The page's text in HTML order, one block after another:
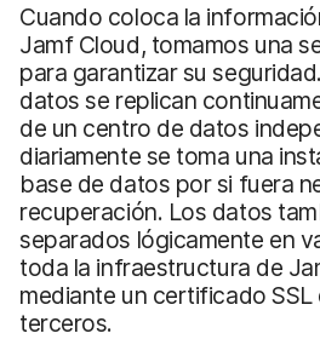
Cuando coloca la
Jamf Cloud, tomamos una
para garantizar su
datos se replican
de un centro de datos
diariamente se toma una
base de datos por si fuera
recuperación. Los datos
separados lógicamente en
toda la infraestructura de
mediante un certificado SSL
terceros.